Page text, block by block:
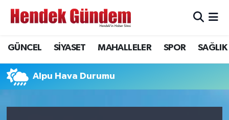
GÜNCEL SİYASET MAHALLELER SPOR SAĞLIK
Alpu Hava Durumu
Sakarya Hava Durumu
Sakarya Namaz Vakitleri